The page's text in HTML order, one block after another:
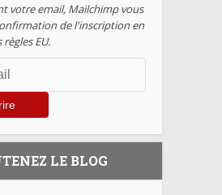
votre email, Mailchimp vous
de l'inscription en
EU.
LE BLOG